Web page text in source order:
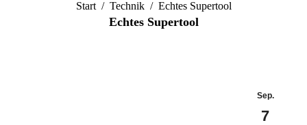
Sie befinden sich hier:
Start Technik Echtes Supertool
Echtes Supertool
Sep.
7